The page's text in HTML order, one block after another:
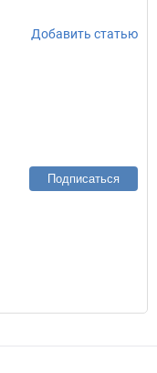
Добавить статью
Подписаться